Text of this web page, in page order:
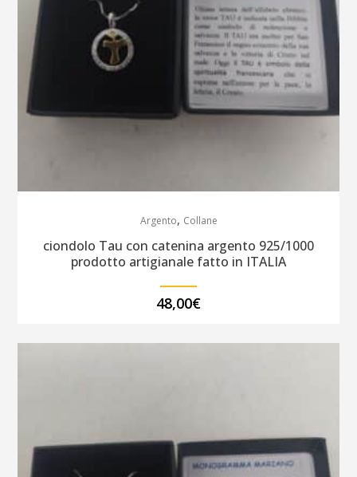
Argento, Collane
ciondolo Tau con catenina argento 925/1000
prodotto artigianale fatto in ITALIA
48,00€